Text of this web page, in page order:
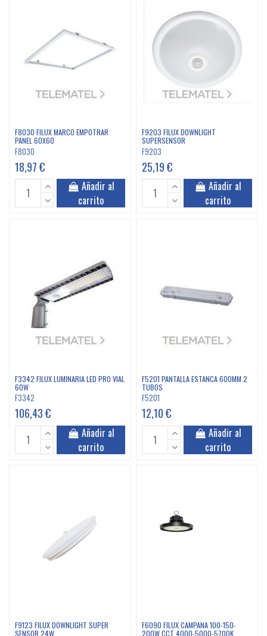
F8030 FILUX MARCO EMPOTRAR
PANEL 60X60
F8030
18,97 €
Añadir al
carrito
F9203 FILUX DOWNLIGHT
SUPERSENSOR
F9203
25,19 €
Añadir al
carrito
F3342 FILUX LUMINARIA LED PRO VIAL
60W
F3342
106,43 €
Añadir al
carrito
F5201 PANTALLA ESTANCA 600MM 2
TUBOS
F5201
12,10 €
Añadir al
carrito
F9123 FILUX DOWNLIGHT SUPER
SENSOR 24W
F6090 FILUX CAMPANA 100-150-
200W CCT 4000-5000-5700K